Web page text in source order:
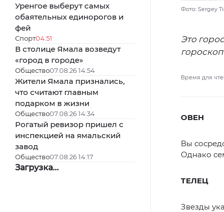
Уренгое выберут самых
обаятельных единорогов и
фей
Спорт04:51
В столице Ямала возведут
«город в городе»
Общество07.08.26 14:54
Жители Ямала признались,
что считают главным
подарком в жизни
Общество07.08.26 14:34
Рогатый ревизор пришел с
инспекцией на ямальский
завод
Общество07.08.26 14:17
Загрузка...
Фото: Sergey
Это
Время для
ОВЕН
Вы
Однако
ТЕЛЕЦ
Звезды